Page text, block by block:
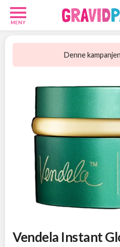
MENY
Denne
Vendela Instant
Babypakker
Foreldre